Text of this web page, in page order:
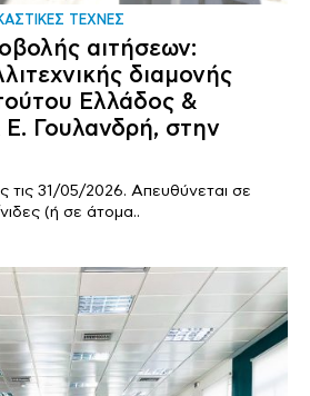
ΤΕΧΝΕΣ
αιτήσεων:
διαμονής
Ελλάδος &
Ε. Γουλανδρή, στην
τις 31/05/2026. Απευθύνεται σε
(ή σε άτομα..